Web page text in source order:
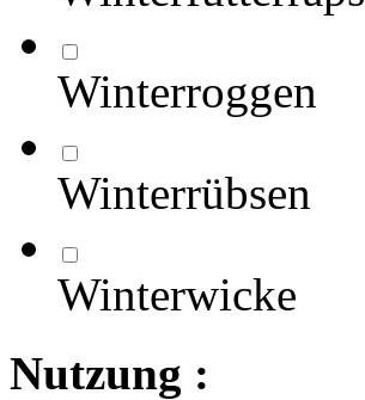
Winterroggen
Winterrübsen
Winterwicke
Nutzung :